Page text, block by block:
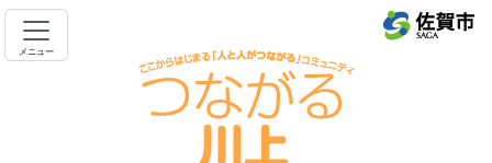
メニュー